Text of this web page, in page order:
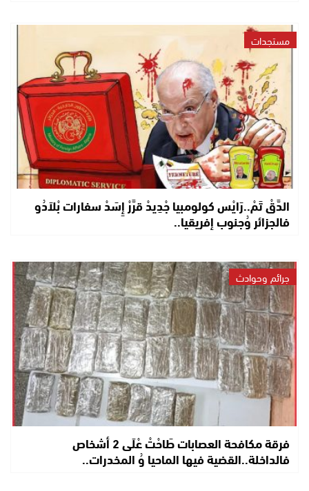
مستجدات
الدَّقْ تَمْ..رَايْس كولومبيا جْدِيدْ قرَّرْ إِسَدْ سفارات بْلاَدُو
فالجزائر وُجنوب إفريقيا..
جرائم وحوادث
فرقة مكافحة العصابات طَاحْتْ عْلَى 2 أشخاص
فالداخلة..القضية فيها الماحيا وُ المخدرات..